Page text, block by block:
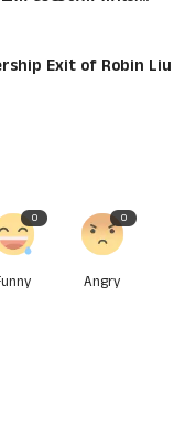
Exit of Robin Liu
0 0
Angry